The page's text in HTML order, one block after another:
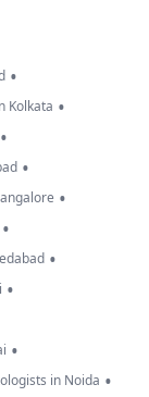
•
Kolkata •
•
•
•
•
•
•
•
in Noida •